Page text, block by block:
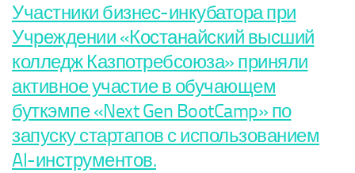
Участники бизнес-инкубатора при
Учреждении «Костанайский высший
колледж Казпотребсоюза» приняли
активное участие в обучающем
буткэмпе «Next Gen BootCamp» по
запуску стартапов с использованием
AI-инструментов.